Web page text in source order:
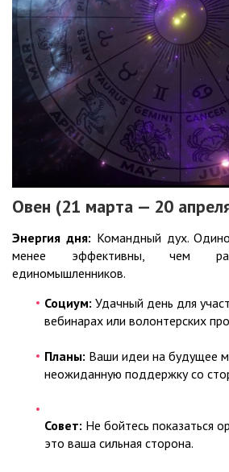
Овен (21 марта — 20
Энергия дня: Командный дух.
менее эффективны, чем
единомышленников.
Социум: Удачный день для
вебинарах или волонтерских
Планы: Ваши идеи на будущее
неожиданную поддержку со
Совет: Не бойтесь показаться
это ваша сильная сторона.